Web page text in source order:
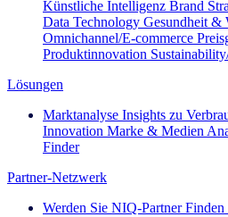
Künstliche Intelligenz Brand
Data Technology Gesundheit &
Omnichannel/E-commerce
Produktinnovation
Lösungen
Marktanalyse Insights zu
Innovation Marke & Medien
Finder
Partner-Netzwerk
Werden Sie NIQ-Partner Finden